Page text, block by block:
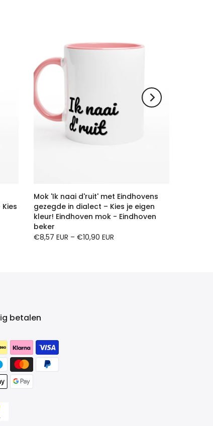
Mok 'Ik naai d'ruit' met Eindhovens
gezegde in dialect – Kies je eigen
kleur! Eindhoven mok - Eindhoven
beker
€8,57 EUR – €10,90 EUR
betalen